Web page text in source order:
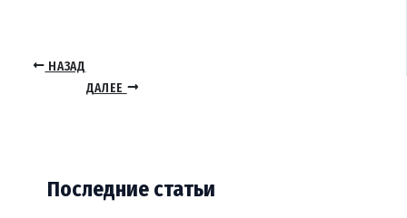
НАЗАД
ДАЛЕЕ
Последние статьи